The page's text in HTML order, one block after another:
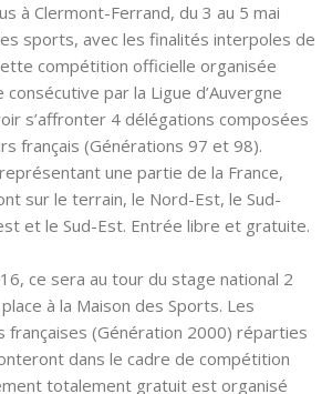
à Clermont-Ferrand, du 3 au 5 mai
sports, avec les finalités interpoles de
compétition officielle organisée
consécutive par la Ligue d’Auvergne
s’affronter 4 délégations composées
français (Générations 97 et 98).
une partie de la France,
sur le terrain, le Nord-Est, le Sud-
et le Sud-Est. Entrée libre et gratuite.
ce sera au tour du stage national 2
à la Maison des Sports. Les
françaises (Génération 2000) réparties
dans le cadre de compétition
totalement gratuit est organisé